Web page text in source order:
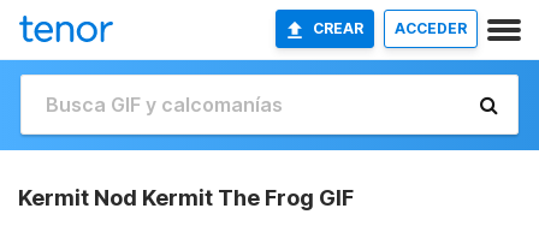
CREAR ACCEDER
Kermit Nod Kermit The Frog GIF